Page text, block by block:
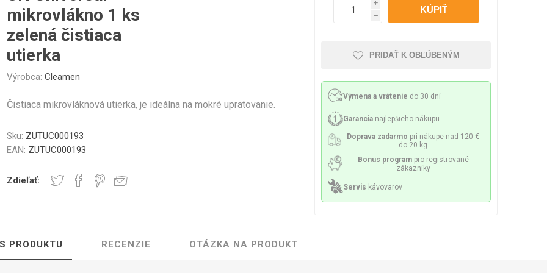
a Sklenice Kelímky na kávu
Časti krytu Ovládacie tlačidlá Mazivo
Mlynčeky Topná telesá a špirály
Skrutky a držiaky Senzory a poistky
Professional
mikrovlákno 1 ks
zelená čistiaca
utierka
Výrobca: Cleamen
Čistiaca mikrovláknová utierka, je ideálna na mokré upratovanie.
Sku: ZUTUC000193
EAN: ZUTUC000193
Zdieľať:
i
h
PRIDAŤ K OBĽÚBENÝM
Výmena a vrátenie do 30 dní
Garancia najlepšieho nákupu
Doprava zadarmo pri nákupe nad 120 €
do 20 kg
Bonus program pro registrované
zákazníky
Servis kávovarov
PRODUKTU RECENZIE OTÁZKA NA PRODUKT